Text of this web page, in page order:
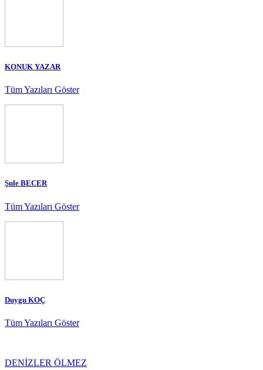
KONUK YAZAR
Tüm Yazıları Göster
Şule BECER
Tüm Yazıları Göster
Duygu KOÇ
Tüm Yazıları Göster
DENİZLER ÖLMEZ